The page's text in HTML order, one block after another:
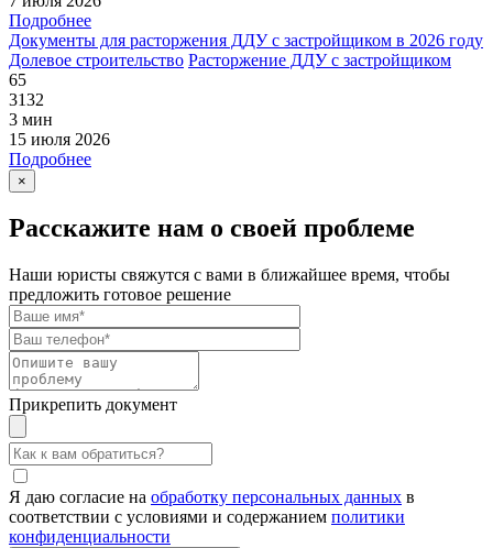
Подробнее
Документы для расторжения ДДУ с застройщиком в 2026 году
Долевое строительство Расторжение ДДУ с застройщиком
65
3132
3 мин
15 июля 2026
Подробнее
×
Расскажите нам о своей проблеме
Наши юристы свяжутся с вами в ближайшее время, чтобы
предложить готовое решение
Прикрепить документ
Я даю согласие на обработку персональных данных в
соответствии с условиями и содержанием политики
конфиденциальности